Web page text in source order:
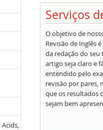
Serviços
O objetivo de
Revisão de Inglês
da redação do seu
artigo seja claro e
entendido pelo
revisão por pares,
que os resultados
sejam bem